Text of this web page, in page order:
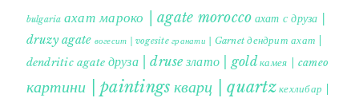
bulgaria ахат мароко | agate morocco ахат с друза |
druzy agate вогесит | vogesite гранати | Garnet дендрит ахат |
dendritic agate друза | druse злато | gold камея | cameo
картини | paintings кварц | quartzкехлибар |